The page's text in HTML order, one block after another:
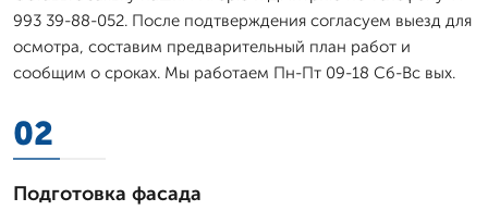
993 39-88-052. После подтверждения согласуем выезд для
осмотра, составим предварительный план работ и
сообщим о сроках. Мы работаем Пн-Пт 09-18 Сб-Вс вых.
02
Подготовка фасада